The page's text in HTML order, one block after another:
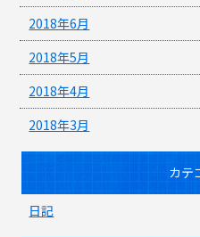
2018年6月
2018年5月
2018年4月
2018年3月
カテ
日記